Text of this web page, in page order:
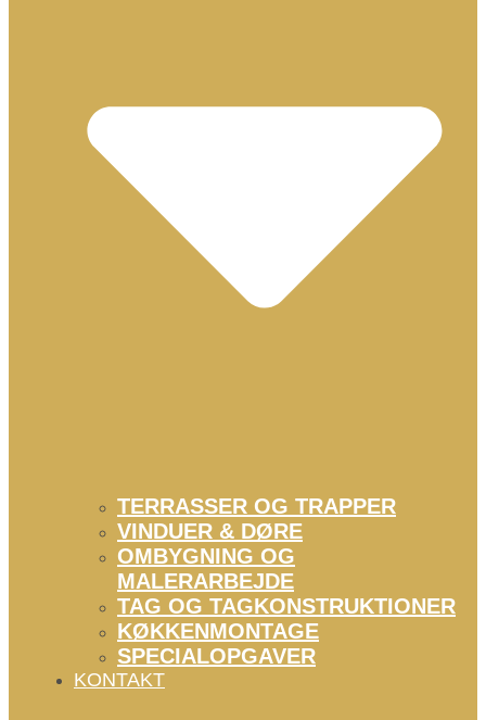
TERRASSER OG TRAPPER
VINDUER & DØRE
OMBYGNING OG
MALERARBEJDE
TAG OG TAGKONSTRUKTIONER
KØKKENMONTAGE
SPECIALOPGAVER
KONTAKT